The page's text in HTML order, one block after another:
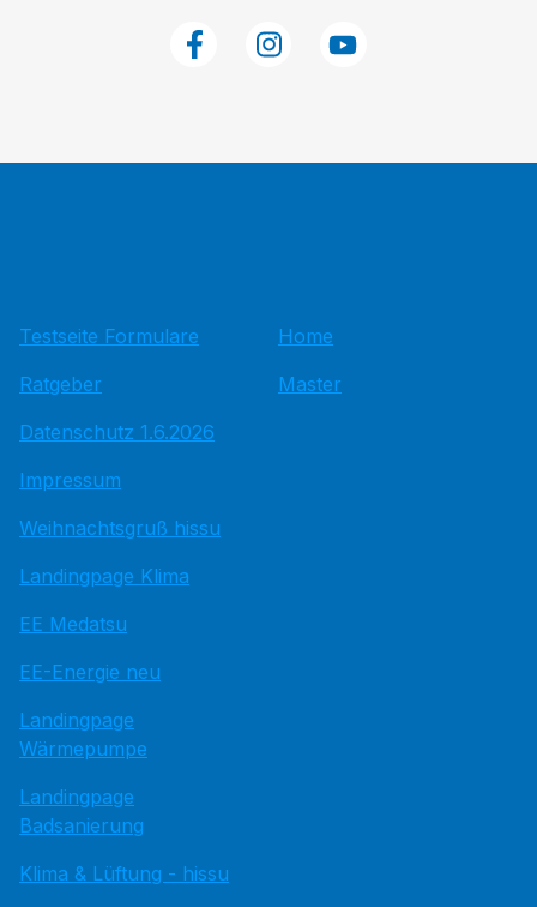
Testseite Formulare
Ratgeber
Datenschutz 1.6.2026
Impressum
Weihnachtsgruß hissu
Landingpage Klima
EE Medatsu
EE-Energie neu
Landingpage
Wärmepumpe
Landingpage
Badsanierung
Klima & Lüftung - hissu
Home
Master